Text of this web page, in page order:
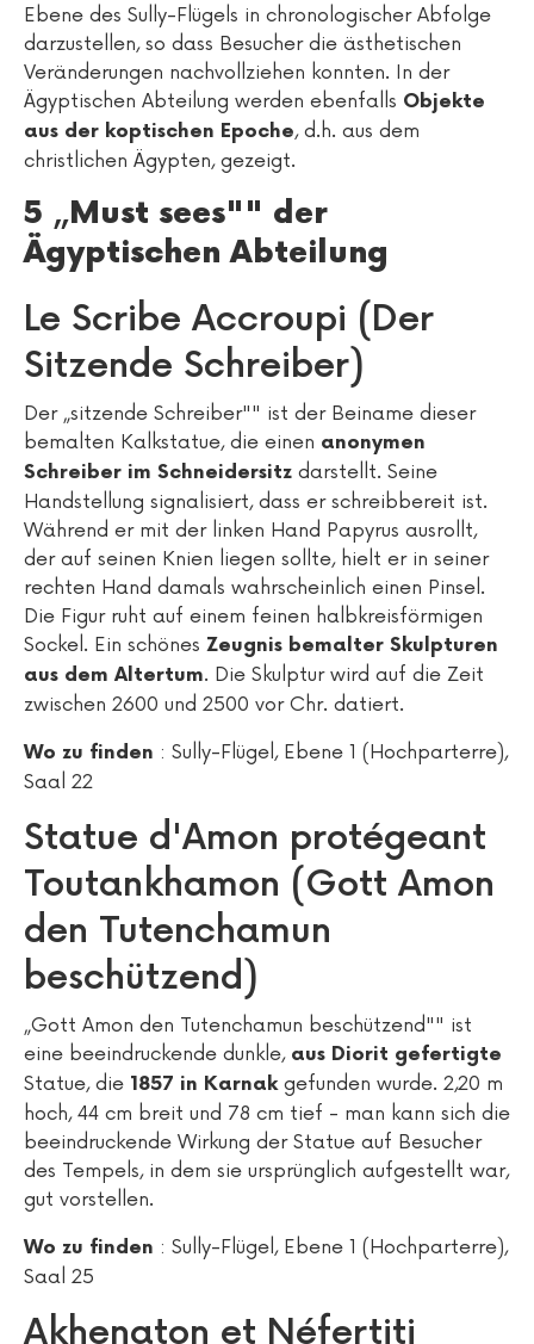
Ebene des Sully-Flügels in chronologischer Abfolge
darzustellen, so dass Besucher die ästhetischen
Veränderungen nachvollziehen konnten. In der
Ägyptischen Abteilung werden ebenfalls Objekte
aus der koptischen Epoche, d.h. aus dem
christlichen Ägypten, gezeigt.
5 „Must sees"" der
Ägyptischen Abteilung
Le Scribe Accroupi (Der
Sitzende Schreiber)
Der „sitzende Schreiber"" ist der Beiname dieser
bemalten Kalkstatue, die einen anonymen
Schreiber im Schneidersitz darstellt. Seine
Handstellung signalisiert, dass er schreibbereit ist.
Während er mit der linken Hand Papyrus ausrollt,
der auf seinen Knien liegen sollte, hielt er in seiner
rechten Hand damals wahrscheinlich einen Pinsel.
Die Figur ruht auf einem feinen halbkreisförmigen
Sockel. Ein schönes Zeugnis bemalter Skulpturen
aus dem Altertum. Die Skulptur wird auf die Zeit
zwischen 2600 und 2500 vor Chr. datiert.
Wo zu finden : Sully-Flügel, Ebene 1 (Hochparterre),
Saal 22
Statue d'Amon protégeant
Toutankhamon (Gott Amon
den Tutenchamun
beschützend)
„Gott Amon den Tutenchamun beschützend"" ist
eine beeindruckende dunkle, aus Diorit gefertigte
Statue, die 1857 in Karnakgefunden wurde. 2,20 m
hoch, 44 cm breit und 78 cm tief - man kann sich die
beeindruckende Wirkung der Statue auf Besucher
des Tempels, in dem sie ursprünglich aufgestellt war,
gut vorstellen.
Wo zu finden : Sully-Flügel, Ebene 1 (Hochparterre),
Saal 25
Akhenaton et Néfertiti